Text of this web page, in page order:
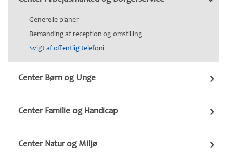
Generelle planer
Bemanding af reception og omstilling
Svigt af offentlig telefoni
Center Børn og Unge
Center Familie og Handicap
Center Natur og Miljø